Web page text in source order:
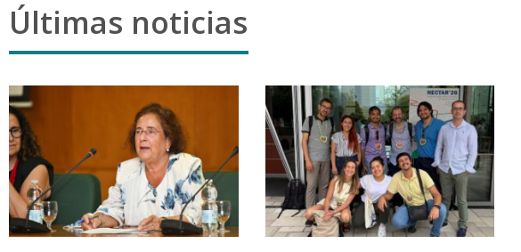
Últimas noticias